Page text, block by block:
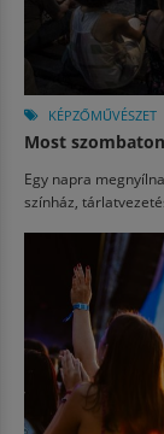
KÉPZŐMŰVÉSZET
Most
Egy napra
színház,